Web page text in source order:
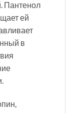
Пантенол
ей
в